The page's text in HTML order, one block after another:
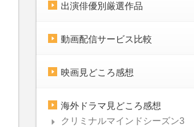
出演俳優別厳選作品
動画配信サービス比較
映画見どころ感想
海外ドラマ見どころ感想
クリミナルマインドシーズン3